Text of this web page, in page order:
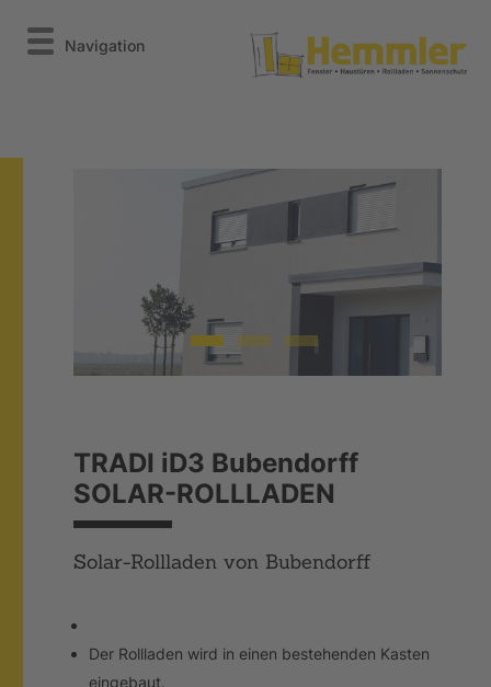
Navigation
TRADI iD3 Bubendorff
SOLAR-ROLLLADEN
Solar-Rollladen von Bubendorff
Der Rollladen wird in einen bestehenden Kasten
eingebaut.